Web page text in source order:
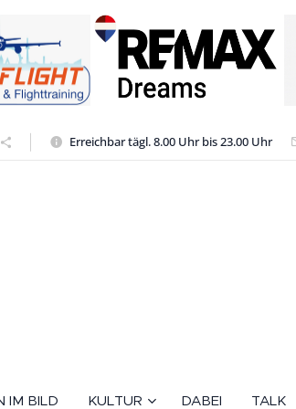
Erreichbar tägl. 8.00 Uhr bis 23.00 Uhr
IM BILD KULTUR DABEI TALK